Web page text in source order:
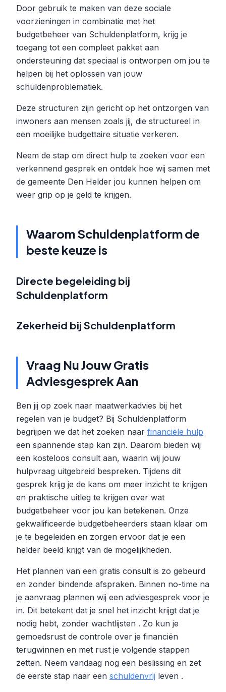
Door gebruik te maken van deze sociale
voorzieningen in combinatie met het
budgetbeheer van Schuldenplatform, krijg je
toegang tot een compleet pakket aan
ondersteuning dat speciaal is ontworpen om jou te
helpen bij het oplossen van jouw
schuldenproblematiek.
Deze structuren zijn gericht op het ontzorgen van
inwoners aan mensen zoals jij, die structureel in
een moeilijke budgettaire situatie verkeren.
Neem de stap om direct hulp te zoeken voor een
verkennend gesprek en ontdek hoe wij samen met
de gemeente Den Helder jou kunnen helpen om
weer grip op je geld te krijgen.
Waarom Schuldenplatform de
beste keuze is
Directe begeleiding bij
Schuldenplatform
Zekerheid bij Schuldenplatform
Vraag Nu Jouw Gratis
Adviesgesprek Aan
Ben jij op zoek naar maatwerkadvies bij het
regelen van je budget? Bij Schuldenplatform
begrijpen we dat het zoeken naar financiële hulp
een spannende stap kan zijn. Daarom bieden wij
een kosteloos consult aan, waarin wij jouw
hulpvraag uitgebreid bespreken. Tijdens dit
gesprek krijg je de kans om meer inzicht te krijgen
en praktische uitleg te krijgen over wat
budgetbeheer voor jou kan betekenen. Onze
gekwalificeerde budgetbeheerders staan klaar om
je te begeleiden en zorgen ervoor dat je een
helder beeld krijgt van de mogelijkheden.
Het plannen van een gratis consult is zo gebeurd
en zonder bindende afspraken. Binnen no-time na
je aanvraag plannen wij een adviesgesprek voor je
in. Dit betekent dat je snel het inzicht krijgt dat je
nodig hebt, zonder wachtlijsten . Zo kun je
gemoedsrust de controle over je financiën
terugwinnen en met rust je volgende stappen
zetten. Neem vandaag nog een beslissing en zet
de eerste stap naar een schuldenvrij leven .